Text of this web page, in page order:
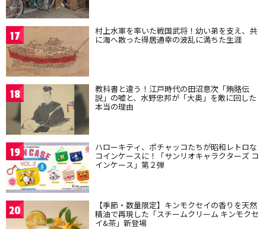
17 村上水軍を率いた戦国武将！幼い弟を支え、共
に海へ散った得居通幸の波乱に満ちた生涯
18 教科書と違う！江戸時代の田沼意次「賄賂伝
説」の嘘と、水野忠邦が「大奥」を敵に回した
本当の理由
19 ハローキティ、ポチャッコたちが昭和レトロな
コインケースに！「サンリオキャラクターズ コ
インケース」第２弾
20 【季節・数量限定】キンモクセイの香りを天然
精油で再現した「スチームクリーム キンモクセ
イ&茶」新登場